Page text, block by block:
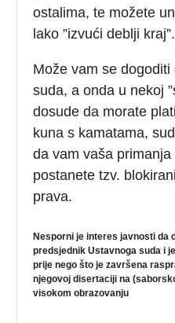
ostalima, te možete
lako ”izvući deblji kraj”.
Može vam se
suda, a onda u nekoj
dosude da morate
kuna s kamatama,
da vam vaša
postanete tzv.
prava.
Nesporni je interes javnosti da
predsjednik Ustavnoga suda i
prije nego što je završena
njegovoj disertaciji na
visokom obrazovanju